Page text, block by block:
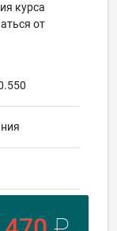
курса
от